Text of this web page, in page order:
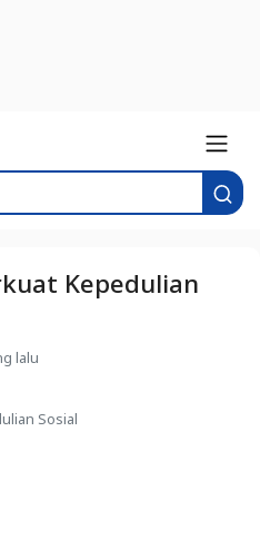
Kepedulian
lalu
Sosial